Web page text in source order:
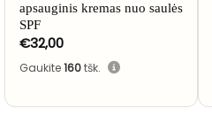
apsauginis kremas nuo saulės
SPF
€32,00
Gaukite160tšk.